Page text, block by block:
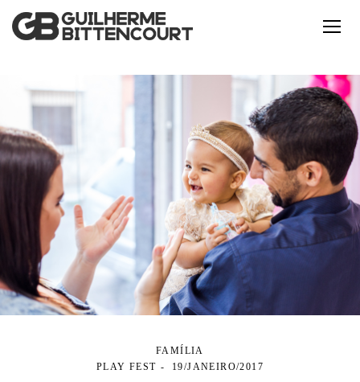
FAMÍLIA
PLAY FEST
19/JANEIRO/2017